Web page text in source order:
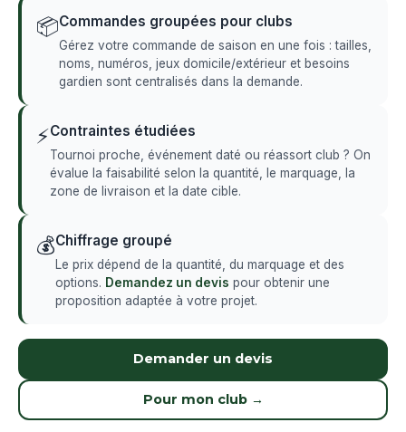
📦Commandes groupées pour clubs
Gérez votre commande de saison en une fois : tailles,
noms, numéros, jeux domicile/extérieur et besoins
gardien sont centralisés dans la demande.
⚡Contraintes étudiées
Tournoi proche, événement daté ou réassort club ? On
évalue la faisabilité selon la quantité, le marquage, la
zone de livraison et la date cible.
💰Chiffrage groupé
Le prix dépend de la quantité, du marquage et des
options. Demandez un devis pour obtenir une
proposition adaptée à votre projet.
Demander un devis
Pour mon club →